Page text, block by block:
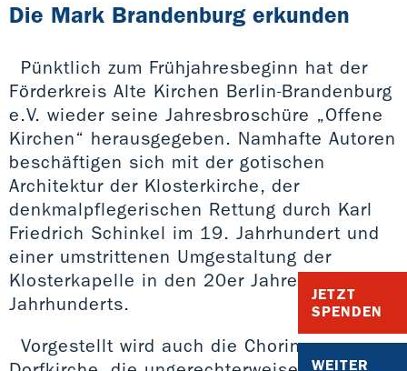
JETZT
SPENDEN
WEITER
Die Mark Brandenburg erkunden
Pünktlich zum Frühjahresbeginn hat der
Förderkreis Alte Kirchen Berlin-Brandenburg
e.V. wieder seine Jahresbroschüre „Offene
Kirchen“ herausgegeben. Namhafte Autoren
beschäftigen sich mit der gotischen
Architektur der Klosterkirche, der
denkmalpflegerischen Rettung durch Karl
Friedrich Schinkel im 19. Jahrhundert und
einer umstrittenen Umgestaltung der
Klosterkapelle in den 20er Jahren des 20.
Jahrhunderts.
Vorgestellt wird auch die Choriner